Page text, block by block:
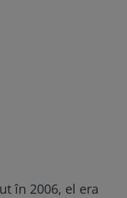
în 2006, el era